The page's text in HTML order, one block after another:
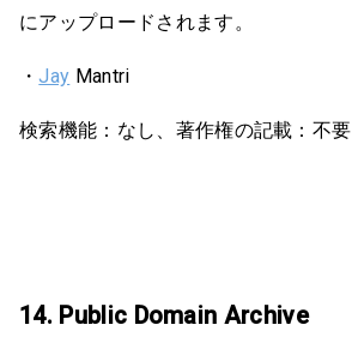
にアップロードされます。
・Jay Mantri
検索機能：なし、著作権の記載：不要
14. Public Domain Archive